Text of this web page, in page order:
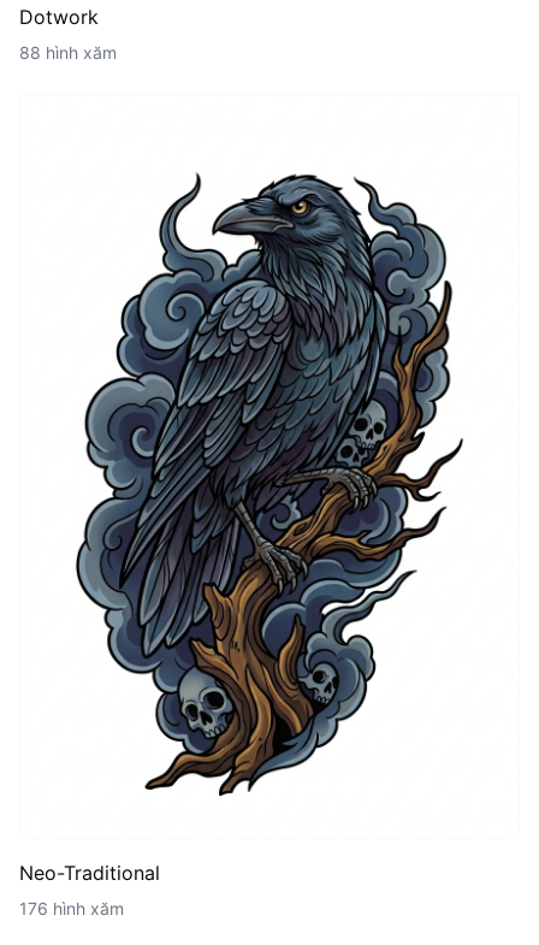
Dotwork
88 hình xăm
Neo-Traditional
176 hình xăm